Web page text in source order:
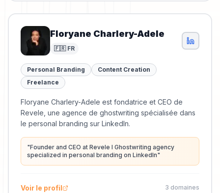
Floryane Charlery-Adele
🇫🇷 FR
Personal Branding
Content Creation
Freelance
Floryane Charlery-Adele est fondatrice et CEO de
Revele, une agence de ghostwriting spécialisée dans
le personal branding sur LinkedIn.
"Founder and CEO at Revele I Ghostwriting agency
specialized in personal branding on LinkedIn"
Voir le profil 3 domaines